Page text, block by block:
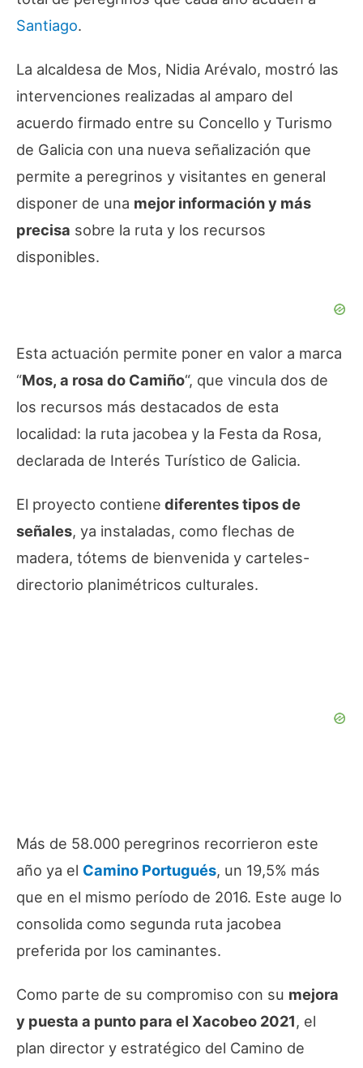
Santiago.
La alcaldesa de Mos, Nidia Arévalo, mostró las
intervenciones realizadas al amparo del
acuerdo firmado entre su Concello y Turismo
de Galicia con una nueva señalización que
permite a peregrinos y visitantes en general
disponer de una mejor información y más
precisa sobre la ruta y los recursos
disponibles.
Esta actuación permite poner en valor a marca
“Mos, a rosa do Camiño“, que vincula dos de
los recursos más destacados de esta
localidad: la ruta jacobea y la Festa da Rosa,
declarada de Interés Turístico de Galicia.
El proyecto contiene diferentes tipos de
señales, ya instaladas, como flechas de
madera, tótems de bienvenida y carteles-
directorio planimétricos culturales.
Más de 58.000 peregrinos recorrieron este
año ya el Camino Portugués, un 19,5% más
que en el mismo período de 2016. Este auge lo
consolida como segunda ruta jacobea
preferida por los caminantes.
Como parte de su compromiso con su mejora
y puesta a punto para el Xacobeo 2021, el
plan director y estratégico del Camino de